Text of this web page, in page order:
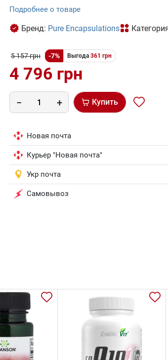
Подробнее о товаре
Бренд: Pure Encapsulations
5 157 грн -7% Выгода 361 грн
4 796 грн
Купить
Новая почта
Курьер "Новая почта"
Укр почта
Самовывоз